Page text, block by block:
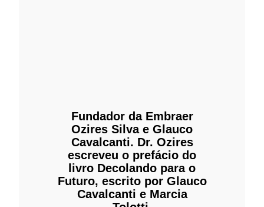
Fundador da Embraer
Ozires Silva e Glauco
Cavalcanti. Dr. Ozires
escreveu o prefácio do
livro Decolando para o
Futuro, escrito por Glauco
Cavalcanti e Marcia